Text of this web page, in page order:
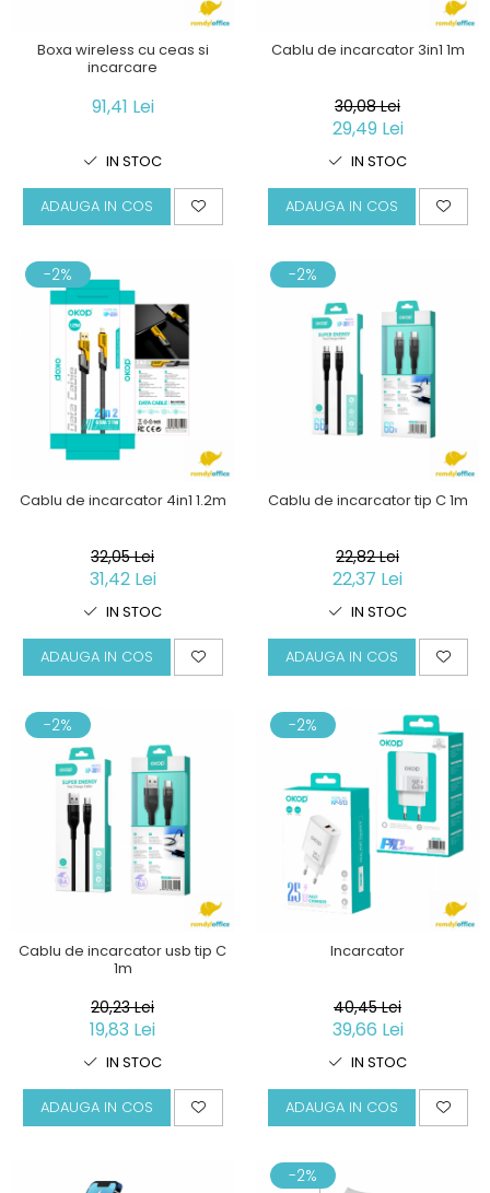
Boxa wireless cu ceas si
incarcare
91,41 Lei
IN STOC
ADAUGA IN COS
Cablu de incarcator 3in1 1m
30,08 Lei
29,49 Lei
IN STOC
ADAUGA IN COS
-2%
Cablu de incarcator 4in1 1.2m
32,05 Lei
31,42 Lei
IN STOC
ADAUGA IN COS
-2%
Cablu de incarcator tip C 1m
22,82 Lei
22,37 Lei
IN STOC
ADAUGA IN COS
-2%
Cablu de incarcator usb tip C
1m
20,23 Lei
19,83 Lei
IN STOC
ADAUGA IN COS
-2%
Incarcator
40,45 Lei
39,66 Lei
IN STOC
ADAUGA IN COS
-2%